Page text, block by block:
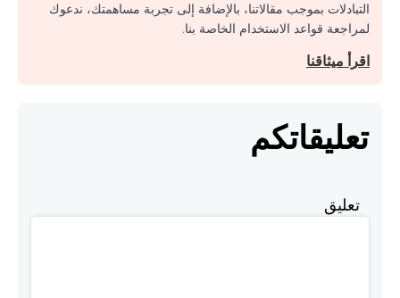
التبادلات بموجب مقالاتنا، بالإضافة إلى تجربة مساهمتك، ندعوك
لمراجعة قواعد الاستخدام الخاصة بنا.
اقرأ ميثاقنا
تعليقاتكم
تعليق